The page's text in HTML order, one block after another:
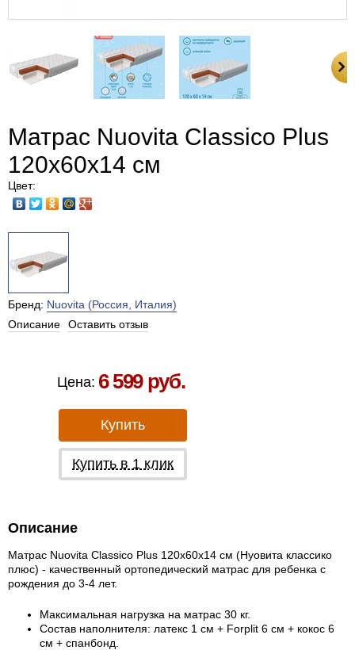
Матрас Nuovita Classico Plus
120х60х14 см
Цвет:
Бренд: Nuovita (Россия, Италия)
Описание
Оставить отзыв
Цена: 6 599 руб.
Купить
Купить в 1 клик
Описание
Матрас Nuovita Classico Plus 120х60х14 см (Нуовита классико
плюс) - качественный ортопедический матрас для ребенка с
рождения до 3-4 лет.
Максимальная нагрузка на матрас 30 кг.
Состав наполнителя: латекс 1 см + Forplit 6 см + кокос 6
см + спанбонд.